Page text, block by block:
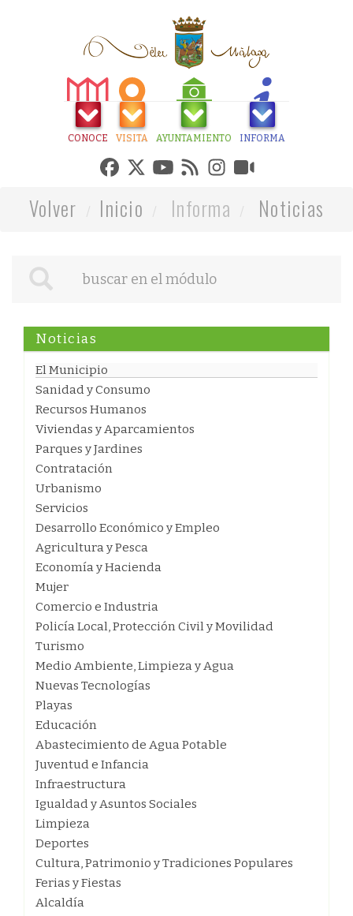
CONOCE VISITA AYUNTAMIENTO INFORMA
Volver Inicio Informa Noticias
Noticias
El Municipio
Sanidad y Consumo
Recursos Humanos
Viviendas y Aparcamientos
Parques y Jardines
Contratación
Urbanismo
Servicios
Desarrollo Económico y Empleo
Agricultura y Pesca
Economía y Hacienda
Mujer
Comercio e Industria
Policía Local, Protección Civil y Movilidad
Turismo
Medio Ambiente, Limpieza y Agua
Nuevas Tecnologías
Playas
Educación
Abastecimiento de Agua Potable
Juventud e Infancia
Infraestructura
Igualdad y Asuntos Sociales
Limpieza
Deportes
Cultura, Patrimonio y Tradiciones Populares
Ferias y Fiestas
Alcaldía